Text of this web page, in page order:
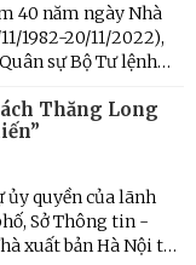
40 năm ngày Nhà
1982-20/11/2022),
sự Bộ Tư lệnh
tôn vinh những
nhà giáo đang
Thăng Long
ủy quyền của lãnh
Sở Thông tin -
xuất bản Hà Nội tổ